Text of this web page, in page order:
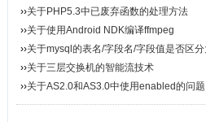
››关于PHP5.3中已废弃函数的处理方法
››关于使用Android NDK编译ffmpeg
››关于mysql的表名/字段名/字段值是否区
››关于三层交换机的智能流技术
››关于AS2.0和AS3.0中使用enabled的问题